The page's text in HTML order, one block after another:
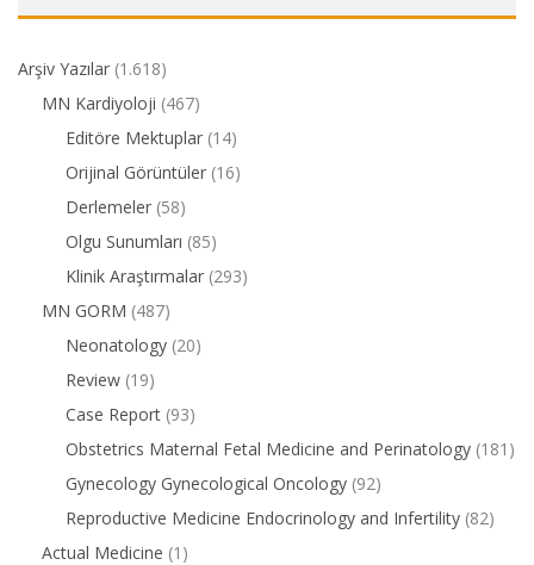
Arşiv Yazılar (1.618)
MN Kardiyoloji (467)
Editöre Mektuplar (14)
Orijinal Görüntüler (16)
Derlemeler (58)
Olgu Sunumları (85)
Klinik Araştırmalar (293)
MN GORM (487)
Neonatology (20)
Review (19)
Case Report (93)
Obstetrics Maternal Fetal Medicine and Perinatology (181)
Gynecology Gynecological Oncology (92)
Reproductive Medicine Endocrinology and Infertility (82)
Actual Medicine (1)